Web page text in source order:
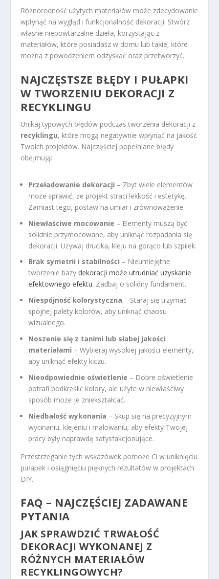
Różnorodność użytych materiałów może zdecydowanie
wpłynąć na wygląd i funkcjonalność dekoracji. Stwórz
własne niepowtarzalne dzieła, korzystając z
materiałów, które posiadasz w domu lub takie, które
można z powodzeniem odzyskać oraz przetworzyć.
NAJCZĘSTSZE BŁĘDY I PUŁAPKI
W TWORZENIU DEKORACJI Z
RECYKLINGU
Unikaj typowych błędów podczas tworzenia dekoracji z
recyklingu, które mogą negatywnie wpłynąć na jakość
Twoich projektów. Najczęściej popełniane błędy
obejmują:
Przeładowanie dekoracji – Zbyt wiele elementów
może sprawić, że projekt straci lekkość i estetykę.
Zamiast tego, postaw na umiar i zrównoważenie.
Niewłaściwe mocowanie – Elementy muszą być
solidnie przymocowane, aby uniknąć rozpadania się
dekoracji. Używaj drucika, kleju na gorąco lub szpilek.
Brak symetrii i stabilności – Nieumiejętne
tworzenie bazy dekoracji może utrudniać uzyskanie
efektownego efektu. Zadbaj o solidny fundament.
Niespójność kolorystyczna – Staraj się trzymać
spójnej palety kolorów, aby uniknąć chaosu
wizualnego.
Noszenie się z tanimi lub słabej jakości
materiałami – Wybieraj wysokiej jakości elementy,
aby uniknąć efekty kiczu.
Nieodpowiednie oświetlenie – Dobre oświetlenie
potrafi podkreślić kolory, ale użyte w niewłaściwy
sposób może je zniekształcać.
Niedbałość wykonania – Skup się na precyzyjnym
wycinaniu, klejeniu i malowaniu, aby efekty Twojej
pracy były naprawdę satysfakcjonujące.
Przestrzeganie tych wskazówek pomoże Ci w uniknięciu
pułapek i osiągnięciu pięknych rezultatów w projektach
DIY.
FAQ – NAJCZĘŚCIEJ ZADAWANE
PYTANIA
JAK SPRAWDZIĆ TRWAŁOŚĆ
DEKORACJI WYKONANEJ Z
RÓŻNYCH MATERIAŁÓW
RECYKLINGOWYCH?